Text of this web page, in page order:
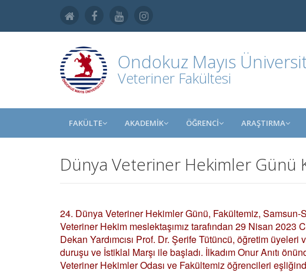
Ondokuz Mayıs
Veteriner Fakültesi
FAKÜLTE AKADEMİK ÖĞRENCİ ARAŞTIRMA
Dünya Veteriner Hekimler Günü
24. Dünya Veteriner Hekimler Günü, Fakültemiz, Samsun-
Veteriner Hekim meslektaşımız tarafından 29 Nisan 2023
Dekan Yardımcısı Prof. Dr. Şerife Tütüncü, öğretim üyeleri
duruşu ve İstiklal Marşı ile başladı. İlkadım Onur Anıtı
Veteriner Hekimler Odası ve Fakültemiz öğrencileri